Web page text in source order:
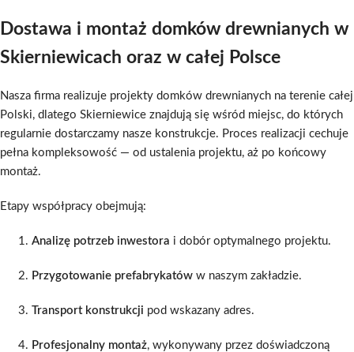
Dostawa i montaż domków drewnianych w
Skierniewicach oraz w całej Polsce
Nasza firma realizuje projekty domków drewnianych na terenie całej
Polski, dlatego Skierniewice znajdują się wśród miejsc, do których
regularnie dostarczamy nasze konstrukcje. Proces realizacji cechuje
pełna kompleksowość — od ustalenia projektu, aż po końcowy
montaż.
Etapy współpracy obejmują:
Analizę potrzeb inwestora i dobór optymalnego projektu.
Przygotowanie prefabrykatów w naszym zakładzie.
Transport konstrukcji pod wskazany adres.
Profesjonalny montaż, wykonywany przez doświadczoną